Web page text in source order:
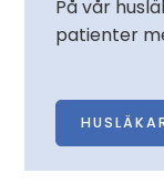
På vår
patienter